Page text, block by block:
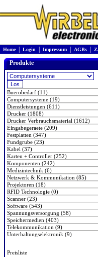
Home| Login Impressum AGBs
Produkte
Buerobedarf (11)
Computersysteme (19)
Dienstleistungen (611)
Drucker (1808)
Drucker Verbrauchsmaterial (1612)
Eingabegeraete (209)
Festplatten (347)
Fundgrube (23)
Kabel (37)
Karten + Controller (252)
Komponenten (242)
Medizintechnik (6)
Netzwerk & Kommunikation (85)
Projektoren (18)
RFID Technologie (0)
Scanner (23)
Software (543)
Spannungsversorgung (58)
Speichermedien (403)
Telekommunikation (9)
Unterhaltungselektronik (9)
Preisliste